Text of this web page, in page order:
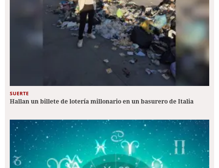
SUERTE
Hallan un billete de lotería millonario en un basurero de Italia